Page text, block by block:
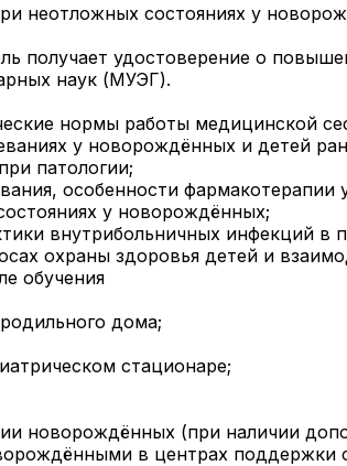
неотложных состояниях у
получает удостоверение о
наук (МУЭГ).
нормы работы медицинской
у новорождённых и детей
патологии;
особенности фармакотерапии
у новорождённых;
внутрибольничных инфекций в
охраны здоровья детей и
обучения
дома;
стационаре;
новорождённых (при наличии
в центрах поддержки